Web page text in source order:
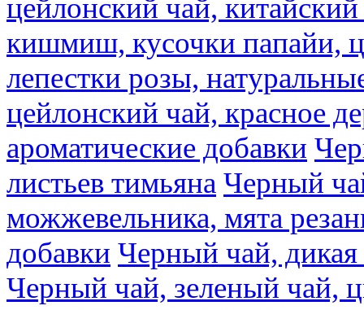
цейлонский чай,
кишмиш, кусочки папайи,
лепестки розы,
цейлонский чай, красное
ароматические добавки
листьев тимьяна Черный
можжевельника, мята
добавки Черный чай,
Черный чай, зеленый чай,